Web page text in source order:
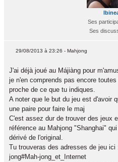
Ses
Ses
29/08/2013 à 23:26 - Mahjong
J'ai déjà joué au Májiàng pour
je n'en comprends pas encore
proche de ce que tu indiques.
A noter que le but du jeu est d'avoir
une paire pour faire le maj
C'est assez dur de trouver des jeux
référence au Mahjong "Shanghai"
dérivé de l'original.
Tu trouveras des adresses de jeu
jong#Mah-jong_et_Internet